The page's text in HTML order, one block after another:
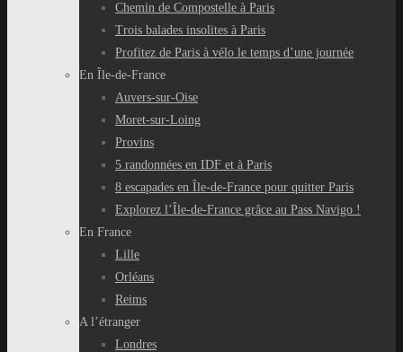
Chemin de Compostelle à Paris
Trois balades insolites à Paris
Profitez de Paris à vélo le temps d’une journée
En Île-de-France
Auvers-sur-Oise
Moret-sur-Loing
Provins
5 randonnées en IDF et à Paris
8 escapades en Île-de-France pour quitter Paris
Explorez l’Île-de-France grâce au Pass Navigo !
En France
Lille
Orléans
Reims
A l’étranger
Londres